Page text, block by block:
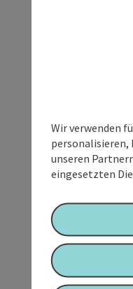
Wir verwenden
personalisieren,
unseren
eingesetzten